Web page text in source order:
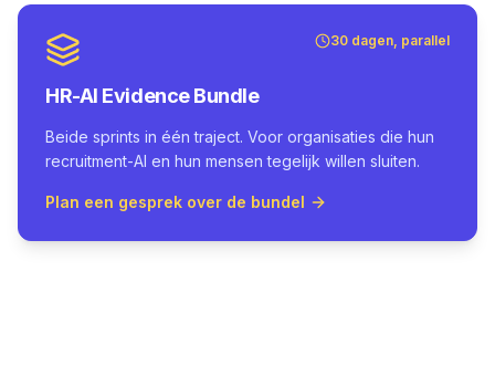
30 dagen, parallel
HR-AI Evidence Bundle
Beide sprints in één traject. Voor organisaties die hun
recruitment-AI en hun mensen tegelijk willen sluiten.
Plan een gesprek over de bundel